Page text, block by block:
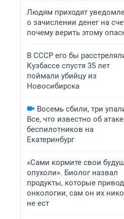
Людям приходят
о зачислении денег на
почему верить этому
В СССР его бы
Кузбассе спустя 35 лет
поймали убийцу из
Новосибирска
Восемь сбили, три
Все, что известно об атаке
беспилотников на
Екатеринбург
«Сами кормите свои
опухоли». Биолог назвал
продукты, которые
онкологии, сам он их
не ест